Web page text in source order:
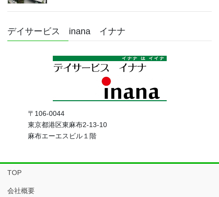
デイサービス inana イナナ
〒106-0044
東京都港区東麻布2-13-10
麻布エーエスビル１階
TOP
会社概要